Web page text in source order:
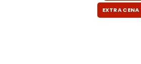
EXTRA CENA